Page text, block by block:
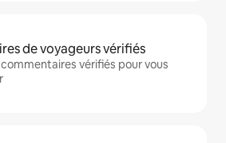
de voyageurs vérifiés
commentaires vérifiés pour vous